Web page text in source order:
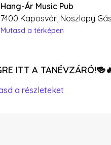
Hang-Ár Music Pub
7400 Kaposvár, Noszlopy
Mutasd a térképen
ITT A
a részleteket